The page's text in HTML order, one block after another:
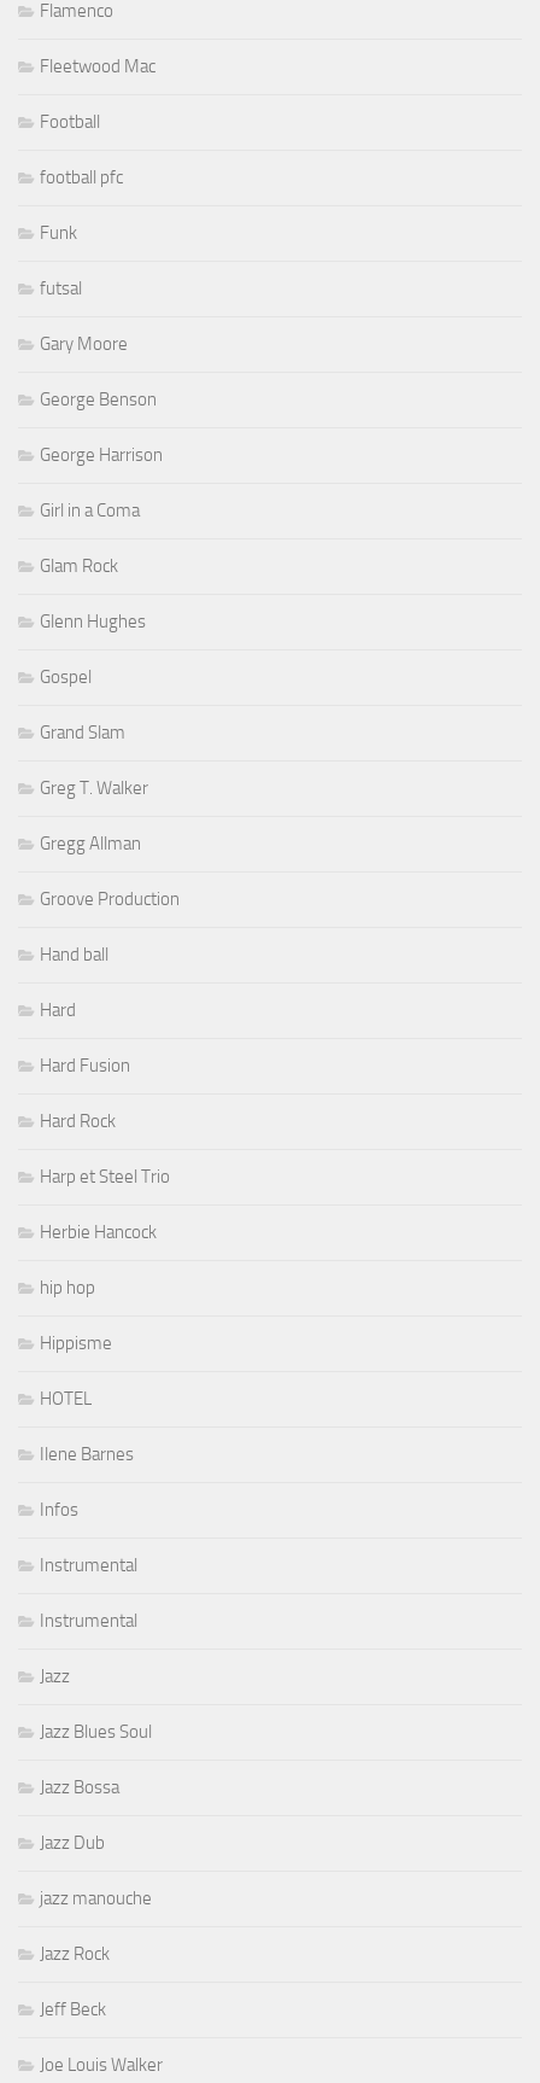
Flamenco
Fleetwood Mac
Football
football pfc
Funk
futsal
Gary Moore
George Benson
George Harrison
Girl in a Coma
Glam Rock
Glenn Hughes
Gospel
Grand Slam
Greg T. Walker
Gregg Allman
Groove Production
Hand ball
Hard
Hard Fusion
Hard Rock
Harp et Steel Trio
Herbie Hancock
hip hop
Hippisme
HOTEL
Ilene Barnes
Infos
Instrumental
Instrumental
Jazz
Jazz Blues Soul
Jazz Bossa
Jazz Dub
jazz manouche
Jazz Rock
Jeff Beck
Joe Louis Walker